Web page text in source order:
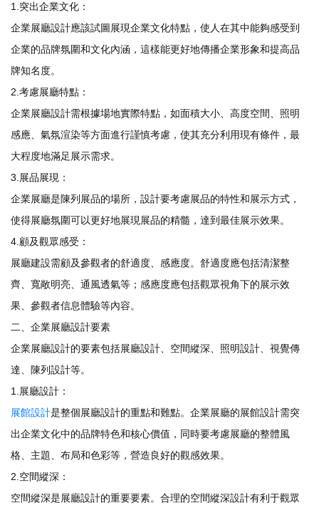
1.突出企業文化：
企業展廳設計應該試圖展現企業文化特點，使人在其中能夠感受到
企業的品牌氛圍和文化內涵，這樣能更好地傳播企業形象和提高品
牌知名度。
2.考慮展廳特點：
企業展廳設計需根據場地實際特點，如面積大小、高度空間、照明
感應、氣氛渲染等方面進行謹慎考慮，使其充分利用現有條件，最
大程度地滿足展示需求。
3.展品展現：
企業展廳是陳列展品的場所，設計要考慮展品的特性和展示方式，
使得展廳氛圍可以更好地展現展品的精髓，達到最佳展示效果。
4.顧及觀眾感受：
展廳建設需顧及參觀者的舒適度、感應度。舒適度應包括清潔整
齊、寬敞明亮、通風透氣等；感應度應包括觀眾視角下的展示效
果、參觀者信息體驗等內容。
二、企業展廳設計要素
企業展廳設計的要素包括展廳設計、空間縱深、照明設計、視覺傳
達、陳列設計等。
1.展廳設計：
展館設計是整個展廳設計的重點和難點。企業展廳的展館設計需突
出企業文化中的品牌特色和核心價值，同時要考慮展廳的整體風
格、主題、布局和色彩等，營造良好的觀感效果。
2.空間縱深：
空間縱深是展廳設計的重要要素。合理的空間縱深設計有利于觀眾